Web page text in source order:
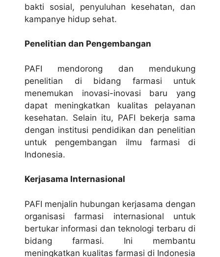
bakti sosial, penyuluhan kesehatan, dan
kampanye hidup sehat.
Penelitian dan Pengembangan
PAFI mendorong dan mendukung
penelitian di bidang farmasi untuk
menemukan inovasi-inovasi baru yang
dapat meningkatkan kualitas pelayanan
kesehatan. Selain itu, PAFI bekerja sama
dengan institusi pendidikan dan penelitian
untuk pengembangan ilmu farmasi di
Indonesia.
Kerjasama Internasional
PAFI menjalin hubungan kerjasama dengan
organisasi farmasi internasional untuk
bertukar informasi dan teknologi terbaru di
bidang farmasi. Ini membantu
meningkatkan kualitas farmasi di Indonesia